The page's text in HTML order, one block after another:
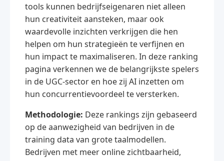
tools kunnen bedrijfseigenaren niet alleen
hun creativiteit aansteken, maar ook
waardevolle inzichten verkrijgen die hen
helpen om hun strategieën te verfijnen en
hun impact te maximaliseren. In deze ranking
pagina verkennen we de belangrijkste spelers
in de UGC-sector en hoe zij AI inzetten om
hun concurrentievoordeel te versterken.
Methodologie: Deze rankings zijn gebaseerd
op de aanwezigheid van bedrijven in de
training data van grote taalmodellen.
Bedrijven met meer online zichtbaarheid,